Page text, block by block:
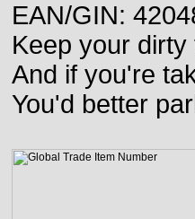
EAN/GIN:
Keep your
And if you're
You'd better